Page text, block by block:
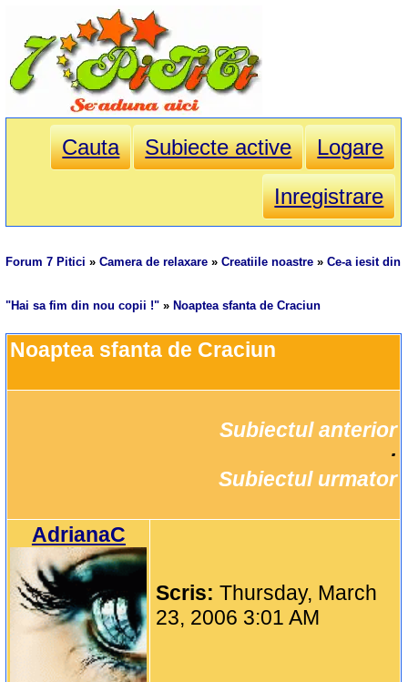
Cauta Subiecte active
Logare
Inregistrare
Forum 7 Pitici »Camera de relaxare »Creatiile noastre »Ce-a iesit din
"Hai sa fim din nou copii !" » Noaptea sfanta de Craciun
Noaptea sfanta de Craciun
Subiectul anterior
Subiectul urmator
AdrianaC
Scris:Thursday, March
23, 2006 3:01 AM